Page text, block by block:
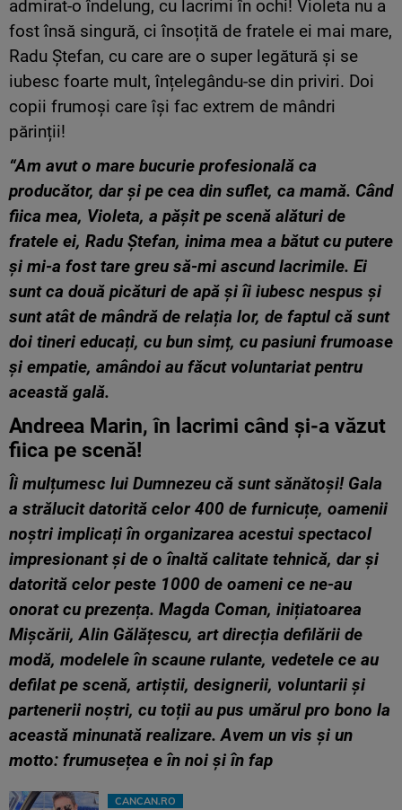
admirat-o îndelung, cu lacrimi în ochi! Violeta nu a
fost însă singură, ci însoțită de fratele ei mai mare,
Radu Ștefan, cu care are o super legătură și se
iubesc foarte mult, înțelegându-se din priviri. Doi
copii frumoși care își fac extrem de mândri
părinții!
“Am avut o mare bucurie profesională ca
producător, dar și pe cea din suflet, ca mamă. Când
fiica mea, Violeta, a pășit pe scenă alături de
fratele ei, Radu Ștefan, inima mea a bătut cu putere
și mi-a fost tare greu să-mi ascund lacrimile. Ei
sunt ca două picături de apă și îi iubesc nespus și
sunt atât de mândră de relația lor, de faptul că sunt
doi tineri educați, cu bun simț, cu pasiuni frumoase
și empatie, amândoi au făcut voluntariat pentru
această gală.
Andreea Marin, în lacrimi când și-a văzut
fiica pe scenă!
Îi mulțumesc lui Dumnezeu că sunt sănătoși! Gala
a strălucit datorită celor 400 de furnicuțe, oamenii
noștri implicați în organizarea acestui spectacol
impresionant și de o înaltă calitate tehnică, dar și
datorită celor peste 1000 de oameni ce ne-au
onorat cu prezența. Magda Coman, inițiatoarea
Mișcării, Alin Gălățescu, art direcția defilării de
modă, modelele în scaune rulante, vedetele ce au
defilat pe scenă, artiștii, designerii, voluntarii și
partenerii noștri, cu toții au pus umărul pro bono la
această minunată realizare. Avem un vis și un
motto: frumusețea e în noi și în fap
CANCAN.RO